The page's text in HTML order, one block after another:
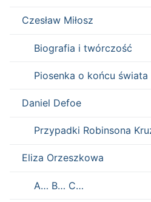
Czesław Miłosz
Biografia i twórczość
Piosenka o końcu świata
Daniel Defoe
Przypadki Robinsona
Eliza Orzeszkowa
A… B… C…